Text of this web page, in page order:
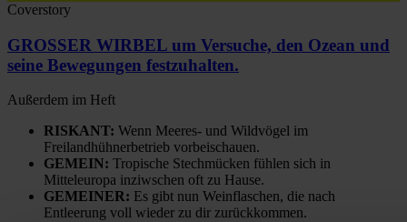
Coverstory
GROSSER WIRBEL um Versuche, den Ozean und
seine Bewegungen festzuhalten.
Außerdem im Heft
RISKANT: Wenn Meeres- und Wildvögel im
Freilandhühnerbetrieb vorbeischauen.
GEMEIN: Tropische Stechmücken fühlen sich in
Mitteleuropa inziwschen oft zu Hause.
GEMEINER: Es gibt nun Weinflaschen, die nach
Entleerung voll wieder zu dir zurückkommen.